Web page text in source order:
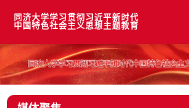
同济大学学习贯彻习近平新时代
中国特色社会主义思想主题教育